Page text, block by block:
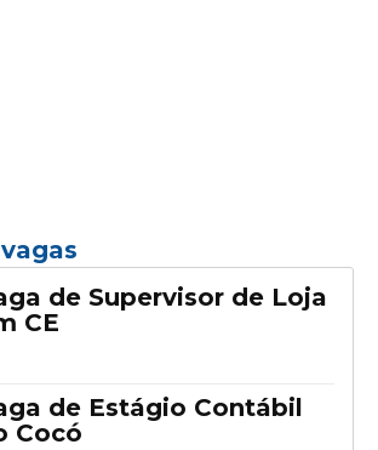
de Supervisor de Loja
CE
de Estágio Contábil
Cocó